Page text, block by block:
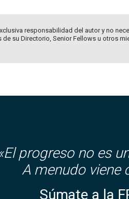
responsabilidad del autor y no
su Directorio, Senior Fellows u otros
progreso no es
A menudo viene
Súmate a la